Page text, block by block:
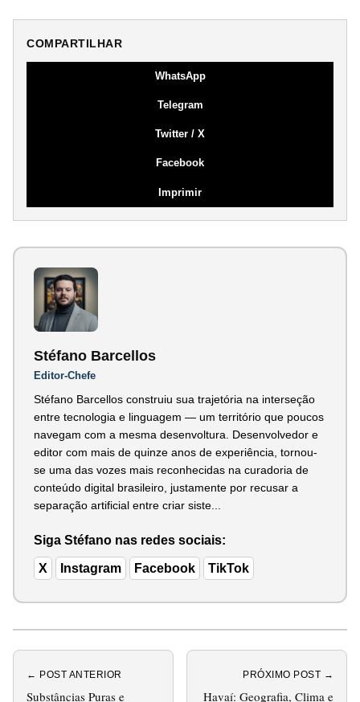
COMPARTILHAR
WhatsApp
Telegram
Twitter / X
Facebook
Imprimir
Stéfano Barcellos
Editor-Chefe
Stéfano Barcellos construiu sua trajetória na interseção
entre tecnologia e linguagem — um território que poucos
navegam com a mesma desenvoltura. Desenvolvedor e
editor com mais de quinze anos de experiência, tornou-
se uma das vozes mais reconhecidas na curadoria de
conteúdo digital brasileiro, justamente por recusar a
separação artificial entre criar siste...
Siga Stéfano nas redes sociais:
X Instagram Facebook TikTok
← POST ANTERIOR
Substâncias Puras e
PRÓXIMO POST →
Havaí: Geografia, Clima e